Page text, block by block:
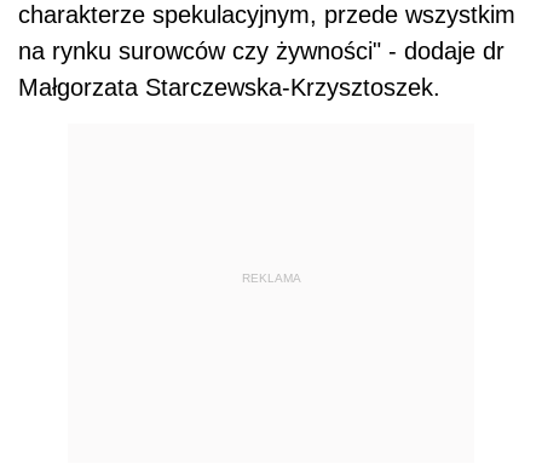
charakterze spekulacyjnym, przede wszystkim
na rynku surowców czy żywności" - dodaje dr
Małgorzata Starczewska-Krzysztoszek.
REKLAMA